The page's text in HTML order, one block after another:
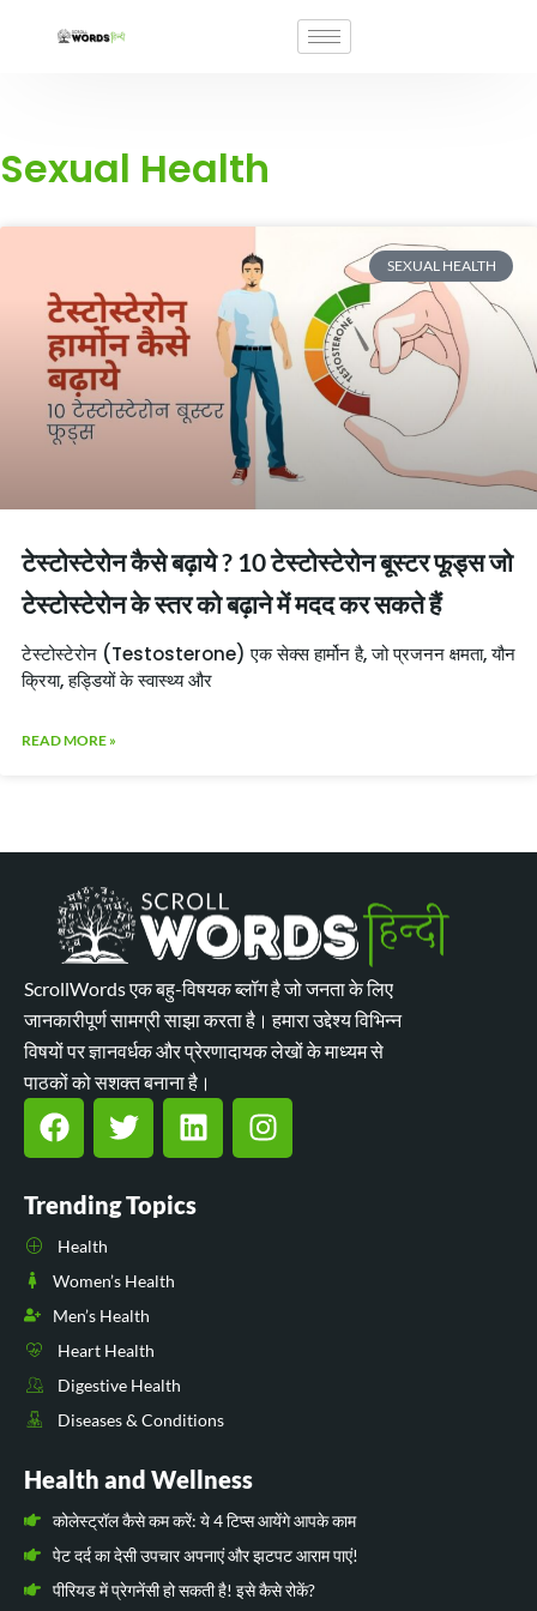
Sexual Health
SEXUAL HEALTH
टेस्टोस्टेरोन कैसे बढ़ाये ? 10 टेस्टोस्टेरोन बूस्टर फूड्स जो
टेस्टोस्टेरोन के स्तर को बढ़ाने में मदद कर सकते हैं
टेस्टोस्टेरोन (Testosterone) एक सेक्स हार्मोन है, जो प्रजनन क्षमता, यौन
क्रिया, हड्डियों के स्वास्थ्य और
READ MORE »
ScrollWords एक बहु-विषयक ब्लॉग है जो जनता के लिए
जानकारीपूर्ण सामग्री साझा करता है। हमारा उद्देश्य विभिन्न
विषयों पर ज्ञानवर्धक और प्रेरणादायक लेखों के माध्यम से
पाठकों को सशक्त बनाना है।
Trending Topics
Health
Women’s Health
Men’s Health
Heart Health
Digestive Health
Diseases & Conditions
Health and Wellness
कोलेस्ट्रॉल कैसे कम करें: ये 4 टिप्स आयेंगे आपके काम
पेट दर्द का देसी उपचार अपनाएं और झटपट आराम पाएं!
पीरियड में प्रेगनेंसी हो सकती है! इसे कैसे रोकें?